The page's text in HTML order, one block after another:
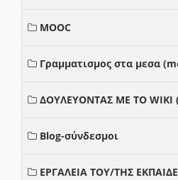
MOOC
Γραμματισμος στα μεσα
ΔΟΥΛΕΥΟΝΤΑΣ ΜΕ ΤΟ WIKI
Blog-σύνδεσμοι
ΕΡΓΑΛΕΙΑ ΤΟΥ/ΤΗΣ